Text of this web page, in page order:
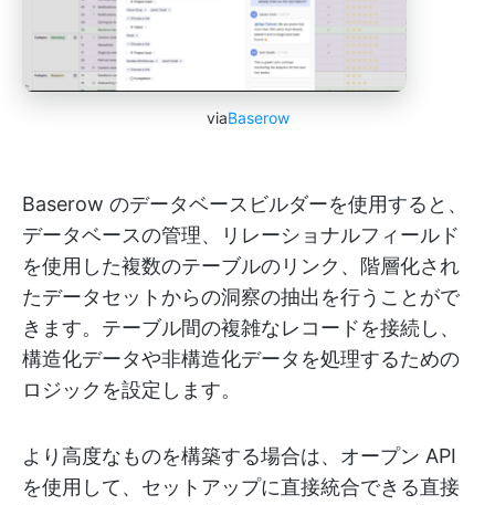
viaBaserow
Baserow のデータベースビルダーを使用すると、
データベースの管理、リレーショナルフィールド
を使用した複数のテーブルのリンク、階層化され
たデータセットからの洞察の抽出を行うことがで
きます。テーブル間の複雑なレコードを接続し、
構造化データや非構造化データを処理するための
ロジックを設定します。
より高度なものを構築する場合は、オープン API
を使用して、セットアップに直接統合できる直接